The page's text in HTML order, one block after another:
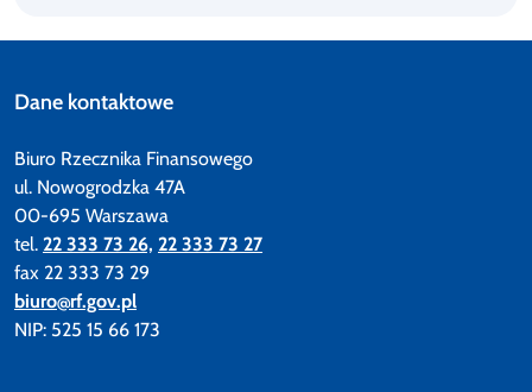
Dane kontaktowe
Biuro Rzecznika Finansowego
ul. Nowogrodzka 47A
00-695 Warszawa
tel. 22 333 73 26, 22 333 73 27
fax 22 333 73 29
biuro@rf.gov.pl
NIP: 525 15 66 173